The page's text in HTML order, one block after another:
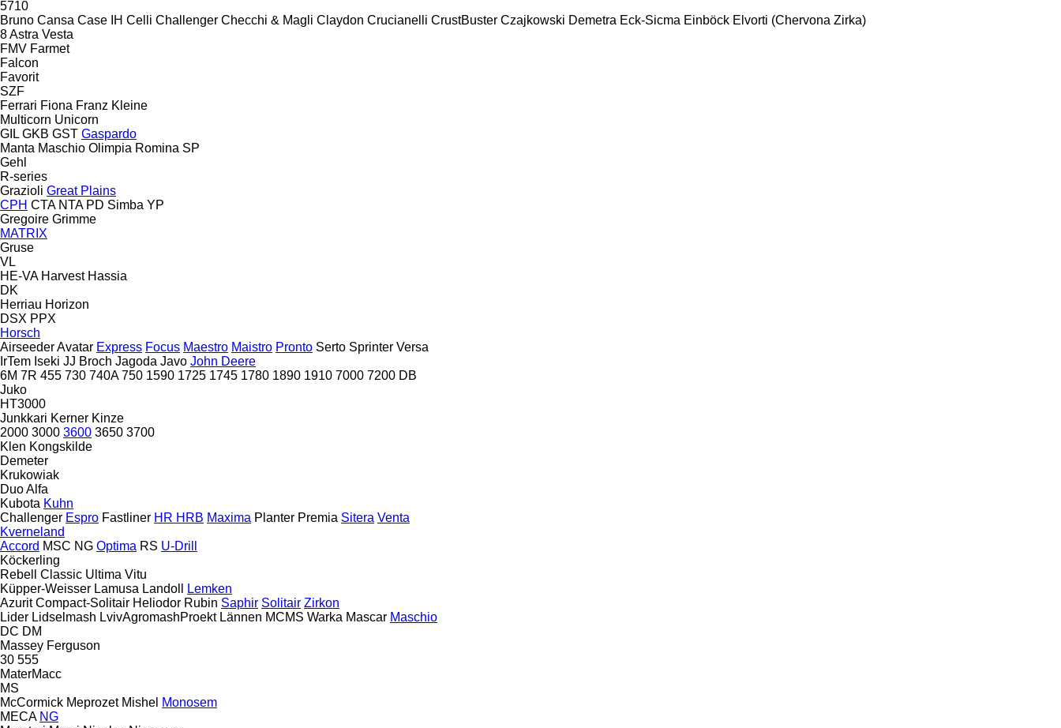
5710
Bruno Cansa Case IH Celli Challenger Checchi & Magli Claydon Crucianelli CrustBuster Czajkowski Demetra Eck-Sicma Einböck Elvorti (Chervona Zirka)
8Astra Vesta
FMV Farmet
Falcon
Favorit
SZF
Ferrari Fiona Franz Kleine
Multicorn Unicorn
GIL GKB GST Gaspardo
Manta Maschio Olimpia Romina SP
Gehl
R-series
Grazioli Great Plains
CPH CTA NTA PD Simba YP
Gregoire Grimme
MATRIX
Gruse
VL
HE-VA Harvest Hassia
DK
Herriau Horizon
DSX PPX
Horsch
AirseederAvatar Express Focus Maestro Maistro Pronto Serto Sprinter Versa
IrTem Iseki JJ Broch Jagoda Javo John Deere
6M 7R 455 730 740A 750 1590 1725 1745 1780 1890 1910 7000 7200 DB
Juko
HT3000
Junkkari Kerner Kinze
2000 3000 3600 3650 3700
Klen Kongskilde
Demeter
Krukowiak
Duo Alfa
Kubota Kuhn
Challenger Espro Fastliner HR HRB Maxima Planter Premia Sitera Venta
Kverneland
Accord MSC NG Optima RS U-Drill
Köckerling
Rebell Classic Ultima Vitu
Küpper-Weisser Lamusa Landoll
Lemken
Azurit Compact-Solitair Heliodor Rubin Saphir Solitair Zirkon
Lider Lidselmash LvivAgromashProekt Lännen MCMS Warka Mascar Maschio
DC DM
Massey Ferguson
30 555
MaterMacc
MS
McCormick Meprozet Mishel Monosem
MECA NG